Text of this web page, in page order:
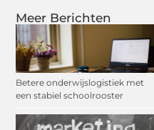
Meer Berichten
Betere onderwijslogistiek met
een stabiel schoolrooster